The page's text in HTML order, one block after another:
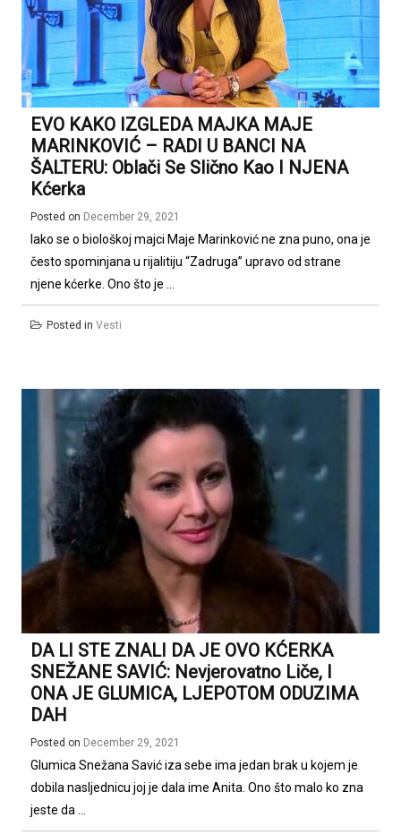
EVO KAKO IZGLEDA MAJKA MAJE
MARINKOVIĆ – RADI U BANCI NA
ŠALTERU: Oblači Se Slično Kao I NJENA
Kćerka
Posted on December 29, 2021
Iako se o biološkoj majci Maje Marinković ne zna puno, ona je
često spominjana u rijalitiju “Zadruga” upravo od strane
njene kćerke. Ono što je ...
Posted in Vesti
DA LI STE ZNALI DA JE OVO KĆERKA
SNEŽANE SAVIĆ: Nevjerovatno Liče, I
ONA JE GLUMICA, LJEPOTOM ODUZIMA
DAH
Posted on December 29, 2021
Glumica Snežana Savić iza sebe ima jedan brak u kojem je
dobila nasljednicu joj je dala ime Anita. Ono što malo ko zna
jeste da ...